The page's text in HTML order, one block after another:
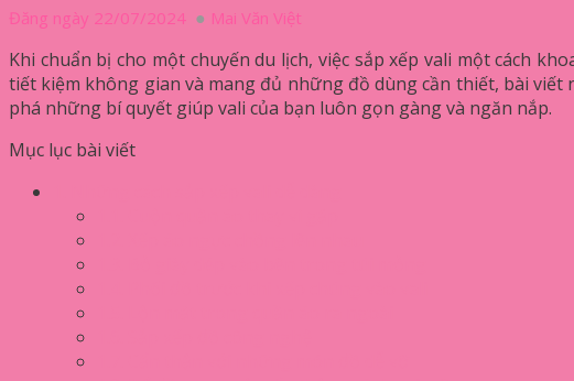
Đăng ngày 22/07/2024 Mai Văn Việt
Khi chuẩn bị cho một chuyến du lịch, việc sắp xếp vali một cách
tiết kiệm không gian và mang đủ những đồ dùng cần thiết, bài viết
phá những bí quyết giúp vali của bạn luôn gọn gàng và ngăn nắp.
Mục lục bài viết